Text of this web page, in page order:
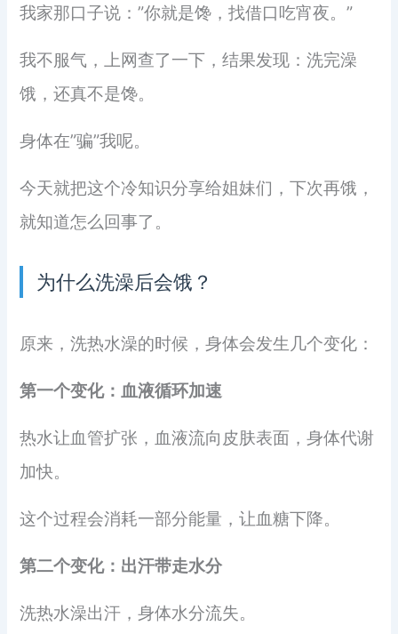
我家那口子说：”你就是馋，找借口吃宵夜。”
我不服气，上网查了一下，结果发现：洗完澡
饿，还真不是馋。
身体在”骗”我呢。
今天就把这个冷知识分享给姐妹们，下次再饿，
就知道怎么回事了。
为什么洗澡后会饿？
原来，洗热水澡的时候，身体会发生几个变化：
第一个变化：血液循环加速
热水让血管扩张，血液流向皮肤表面，身体代谢
加快。
这个过程会消耗一部分能量，让血糖下降。
第二个变化：出汗带走水分
洗热水澡出汗，身体水分流失。